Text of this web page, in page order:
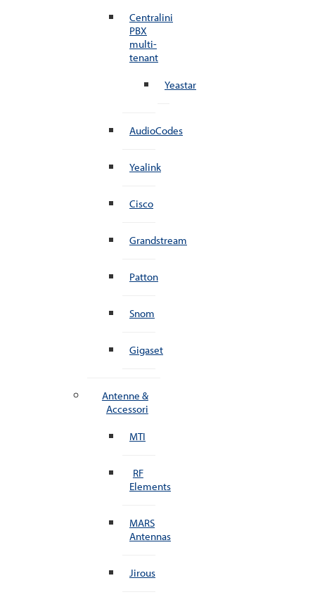
Centralini
PBX
multi-
tenant
Yeastar
AudioCodes
Yealink
Cisco
Grandstream
Patton
Snom
Gigaset
Antenne &
Accessori
MTI
RF
Elements
MARS
Antennas
Jirous